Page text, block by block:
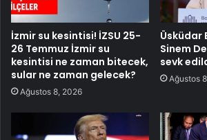
İzmir su kesintisi! İZSU 25-
26 Temmuz İzmir su
kesintisi ne zaman bitecek,
sular ne zaman gelecek?
Ağustos 8, 2026
Üsküdar
Sinem
sevk
Ağustos